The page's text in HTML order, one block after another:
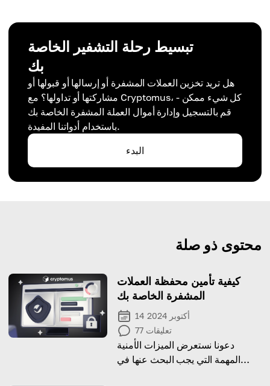
تبسيط رحلة التشفير الخاصة
بك
هل تريد تخزين العملات المشفرة أو إرسالها أو قبولها أو
مشاركتها أو تداولها؟ مع Cryptomus، كل شيء ممكن -
قم بالتسجيل وإدارة أموال العملة المشفرة الخاصة بك
باستخدام أدواتنا المفيدة.
البدء
محتوى ذو صلة
كيفية تأمين محفظة العملات
المشفرة الخاصة بك
14 أكتوبر 2024
77 تعليقات
دعونا نستعرض الميزات الأمنية
المهمة التي يجب البحث عنها في